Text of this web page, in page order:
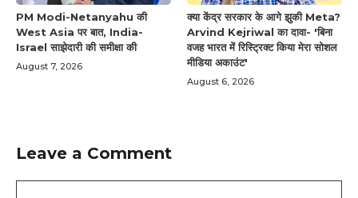
PM Modi-Netanyahu की
West Asia पर बात, India-
Israel साझेदारी की समीक्षा की
August 7, 2026
क्या केंद्र सरकार के आगे झुकी Meta?
Arvind Kejriwal का दावा- 'बिना
वजह भारत में रिस्ट्रिक्ट किया मेरा सोशल
मीडिया अकाउंट'
August 6, 2026
Leave a Comment